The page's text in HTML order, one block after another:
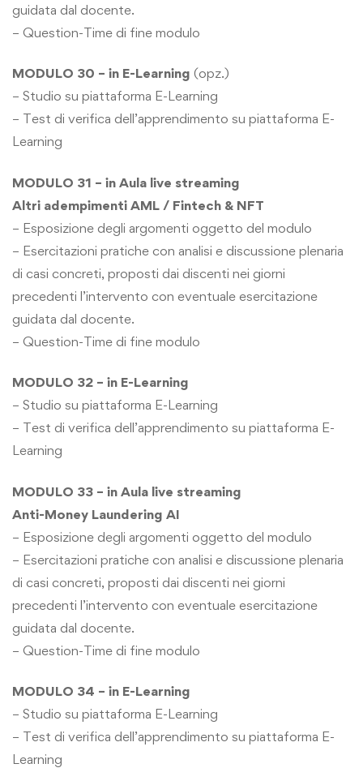
guidata dal docente.
– Question-Time di fine modulo
MODULO 30 – in E-Learning (opz.)
– Studio su piattaforma E-Learning
– Test di verifica dell’apprendimento su piattaforma E-
Learning
MODULO 31 – in Aula live streaming
Altri adempimenti AML / Fintech & NFT
– Esposizione degli argomenti oggetto del modulo
– Esercitazioni pratiche con analisi e discussione plenaria
di casi concreti, proposti dai discenti nei giorni
precedenti l’intervento con eventuale esercitazione
guidata dal docente.
– Question-Time di fine modulo
MODULO 32 – in E-Learning
– Studio su piattaforma E-Learning
– Test di verifica dell’apprendimento su piattaforma E-
Learning
MODULO 33 – in Aula live streaming
Anti-Money Laundering AI
– Esposizione degli argomenti oggetto del modulo
– Esercitazioni pratiche con analisi e discussione plenaria
di casi concreti, proposti dai discenti nei giorni
precedenti l’intervento con eventuale esercitazione
guidata dal docente.
– Question-Time di fine modulo
MODULO 34 – in E-Learning
– Studio su piattaforma E-Learning
– Test di verifica dell’apprendimento su piattaforma E-
Learning